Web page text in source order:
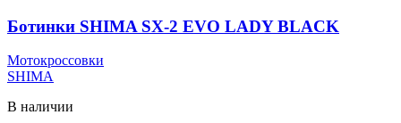
выбрать
на
Ботинки SHIMA SX-2 EVO LADY BLACK
Мотокроссовки
SHIMA
В наличии